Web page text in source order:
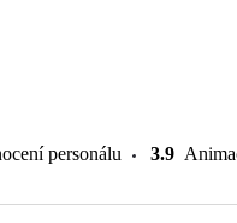
personálu 3.9